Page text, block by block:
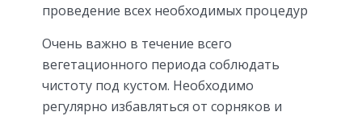
проведение всех необходимых процедур
Очень важно в течение всего
вегетационного периода соблюдать
чистоту под кустом. Необходимо
регулярно избавляться от сорняков и